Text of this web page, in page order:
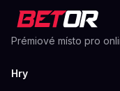
Prémiové místo pro
Hry